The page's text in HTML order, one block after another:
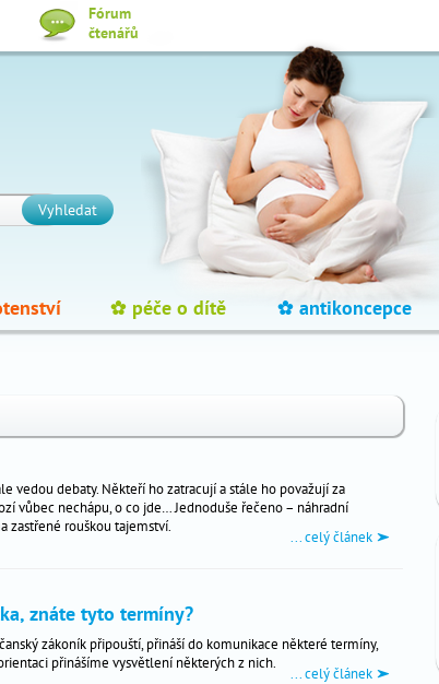
Fórum
čtenářů
Vyhledat
_ péče o dítě _ antikoncepce
vedou debaty. Někteří ho zatracují a stále ho považují za
vůbec nechápu, o co jde… Jednoduše řečeno – náhradní
zastřené rouškou tajemství.
... celý článek
znáte tyto termíny?
zákoník připouští, přináší do komunikace některé termíny,
přinášíme vysvětlení některých z nich.
... celý článek